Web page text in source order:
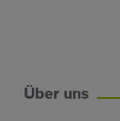
Über uns